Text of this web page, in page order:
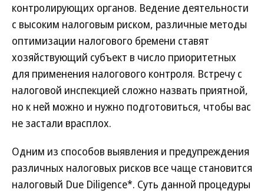
контролирующих органов. Ведение деятельности
с высоким налоговым риском, различные методы
оптимизации налогового бремени ставят
хозяйствующий субъект в число приоритетных
для применения налогового контроля. Встречу с
налоговой инспекцией сложно назвать приятной,
но к ней можно и нужно подготовиться, чтобы вас
не застали врасплох.
Одним из способов выявления и предупреждения
различных налоговых рисков все чаще становится
налоговый Due Diligence*. Суть данной процедуры